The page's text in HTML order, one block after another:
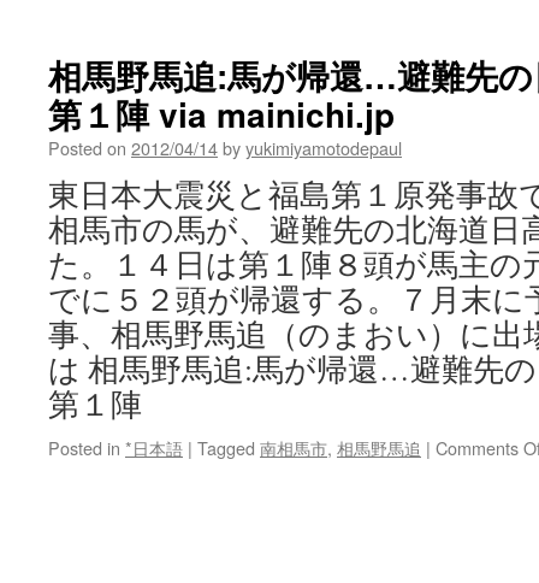
to
close
California
nuclear
plants
faces
Monday
deadline;
over
500,000
signatures
needed
via
89.3KPCC
相馬野馬追:馬が帰還…避難先
第１陣 via mainichi.jp
Posted on 2012/04/14byyukimiyamotodepaul
東日本大震災と福島第１原発事故
相馬市の馬が、避難先の北海道日
た。１４日は第１陣８頭が馬主の
でに５２頭が帰還する。７月末に
事、相馬野馬追（のまおい）に出
は 相馬野馬追:馬が帰還…避難先
第１陣
Posted in *日本語 | Tagged 南相馬市, 相馬野馬追 | Comments